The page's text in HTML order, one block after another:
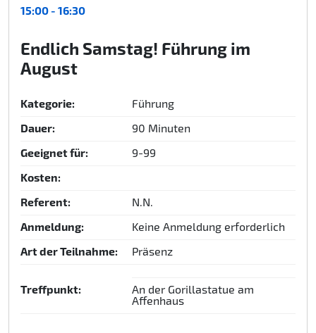
15:00 - 16:30
Endlich Samstag! Führung im
August
Kategorie:
Führung
Dauer:
90 Minuten
Geeignet für:
9-99
Kosten:
Referent:
N.N.
Anmeldung:
Keine Anmeldung erforderlich
Art der Teilnahme:
Präsenz
Treffpunkt:
An der Gorillastatue am
Affenhaus